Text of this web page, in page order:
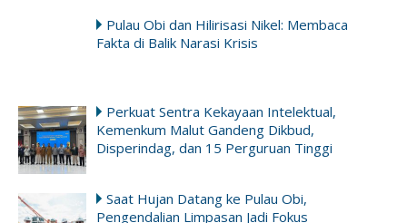
Pulau Obi dan Hilirisasi Nikel: Membaca
Fakta di Balik Narasi Krisis
Perkuat Sentra Kekayaan Intelektual,
Kemenkum Malut Gandeng Dikbud,
Disperindag, dan 15 Perguruan Tinggi
Saat Hujan Datang ke Pulau Obi,
Pengendalian Limpasan Jadi Fokus